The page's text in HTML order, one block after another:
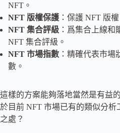
NFT。
NFT 版權保護 ：保護 NFT 版權
NFT 集合評級 ：爲集合上線和
NFT 集合評級。
NFT 市場指數 ：精確代表市場
數。
這樣的方案能夠落地當然是有益
於目前 NFT 市場已有的類似分析
之處？